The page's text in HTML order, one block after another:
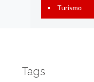
Turismo
Tags